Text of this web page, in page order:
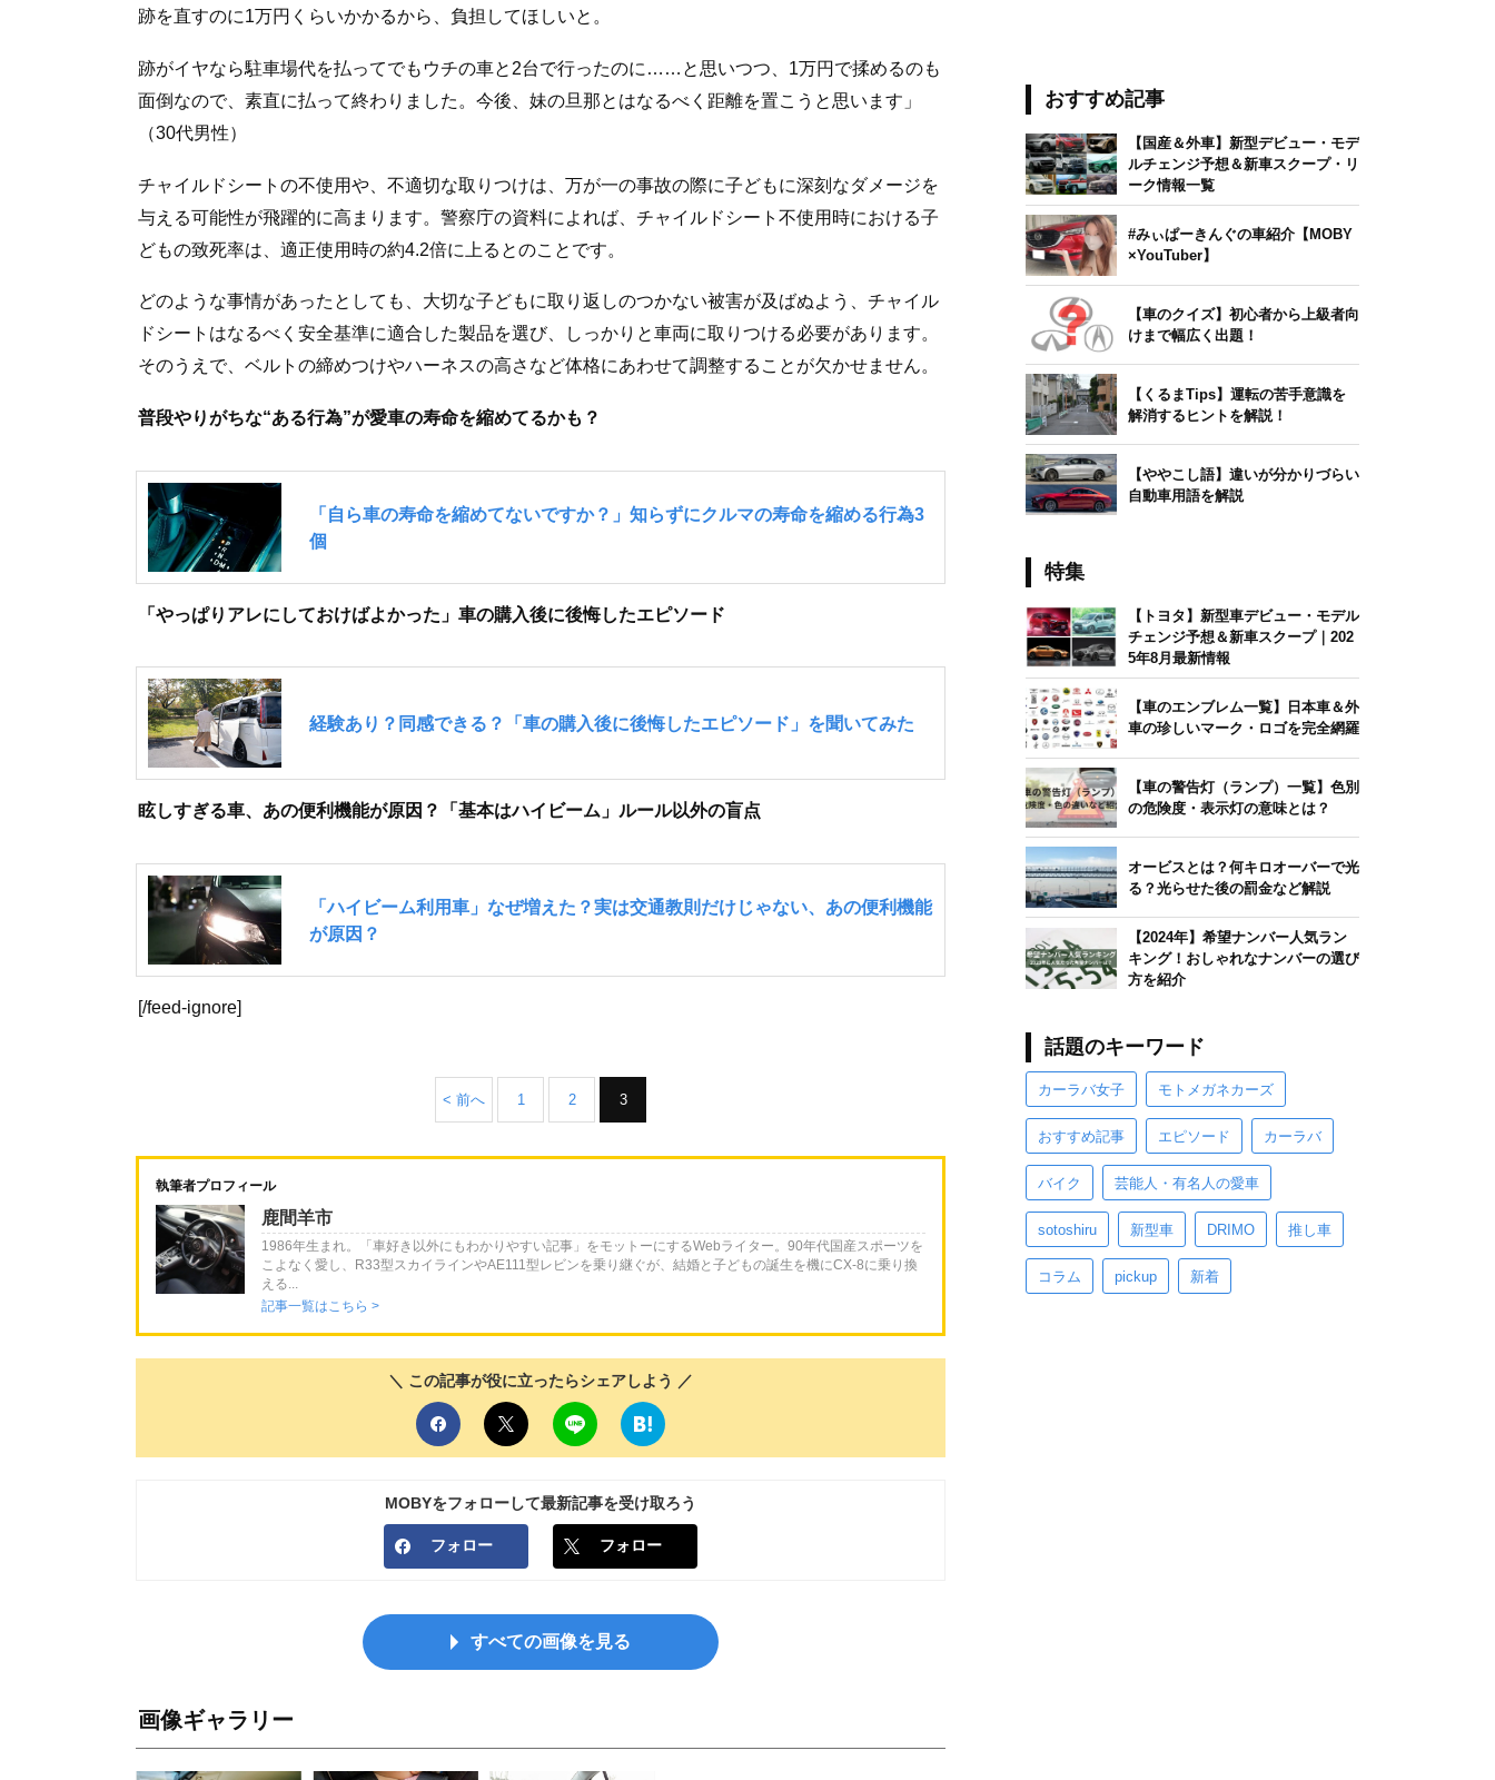
跡を直すのに1万円くらいかかるから、負担してほしいと。
跡がイヤなら駐車場代を払ってでもウチの車と2台で行ったのに……と思いつつ、1万円で揉めるのも
面倒なので、素直に払って終わりました。今後、妹の旦那とはなるべく距離を置こうと思います」
（30代男性）
チャイルドシートの不使用や、不適切な取りつけは、万が一の事故の際に子どもに深刻なダメージを
与える可能性が飛躍的に高まります。警察庁の資料によれば、チャイルドシート不使用時における子
どもの致死率は、適正使用時の約4.2倍に上るとのことです。
どのような事情があったとしても、大切な子どもに取り返しのつかない被害が及ばぬよう、チャイル
ドシートはなるべく安全基準に適合した製品を選び、しっかりと車両に取りつける必要があります。
そのうえで、ベルトの締めつけやハーネスの高さなど体格にあわせて調整することが欠かせません。
普段やりがちな“ある行為”が愛車の寿命を縮めてるかも？
「やっぱりアレにしておけばよかった」車の購入後に後悔したエピソード
眩しすぎる車、あの便利機能が原因？「基本はハイビーム」ルール以外の盲点
[/feed-ignore]
< 前へ 1 2 3
執筆者プロフィール
鹿間羊市
1986年生まれ。「車好き以外にもわかりやすい記事」をモットーにするWebライター。90年代国産スポーツを
こよなく愛し、R33型スカイラインやAE111型レビンを乗り継ぐが、結婚と子どもの誕生を機にCX-8に乗り換
える...
記事一覧はこちら >
＼ この記事が役に立ったらシェアしよう ／
MOBYをフォローして最新記事を受け取ろう
フォロー フォロー
すべての画像を見る
画像ギャラリー
おすすめ記事
【国産＆外車】新型デビュー・モデ
ルチェンジ予想＆新車スクープ・リ
ーク情報一覧
#みぃぱーきんぐの車紹介【MOBY
×YouTuber】
【車のクイズ】初心者から上級者向
けまで幅広く出題！
【くるまTips】運転の苦手意識を
解消するヒントを解説！
【ややこし語】違いが分かりづらい
自動車用語を解説
特集
【トヨタ】新型車デビュー・モデル
チェンジ予想＆新車スクープ｜202
5年8月最新情報
【車のエンブレム一覧】日本車＆外
車の珍しいマーク・ロゴを完全網羅
【車の警告灯（ランプ）一覧】色別
の危険度・表示灯の意味とは？
オービスとは？何キロオーバーで光
る？光らせた後の罰金など解説
【2024年】希望ナンバー人気ラン
キング！おしゃれなナンバーの選び
方を紹介
話題のキーワード
カーラバ女子 モトメガネカーズ
おすすめ記事 エピソード カーラバ
バイク 芸能人・有名人の愛車
sotoshiru 新型車 DRIMO 推し車
コラム pickup 新着